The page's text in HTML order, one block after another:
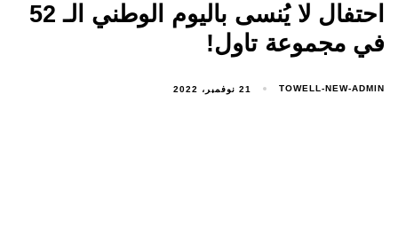
احتفال لا يُنسى باليوم الوطني الـ 52
في مجموعة تاول!
TOWELL-NEW-ADMIN 21 نوفمبر، 2022